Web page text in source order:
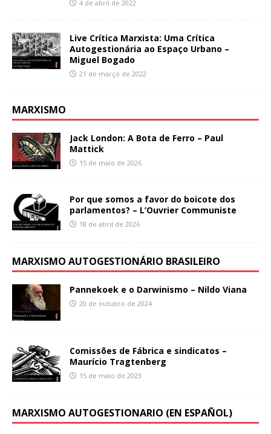
4 de abril de 2022
Live Crítica Marxista: Uma Crítica
Autogestionária ao Espaço Urbano –
Miguel Bogado
21 de março de 2022
MARXISMO
Jack London: A Bota de Ferro – Paul
Mattick
15 de maio de 2026
Por que somos a favor do boicote dos
parlamentos? – L’Ouvrier Communiste
18 de abril de 2026
MARXISMO AUTOGESTIONÁRIO BRASILEIRO
Pannekoek e o Darwinismo – Nildo Viana
20 de outubro de 2024
Comissões de Fábrica e sindicatos –
Maurício Tragtenberg
15 de maio de 2023
MARXISMO AUTOGESTIONARIO (EN ESPAÑOL)